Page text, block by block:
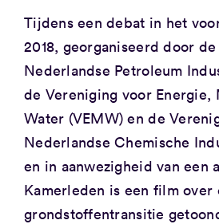
Tijdens een debat in het
2018, georganiseerd door
Nederlandse Petroleum
de Vereniging voor Energie,
Water (VEMW) en de
Nederlandse Chemische
en in aanwezigheid van een
Kamerleden is een film over
grondstoffentransitie